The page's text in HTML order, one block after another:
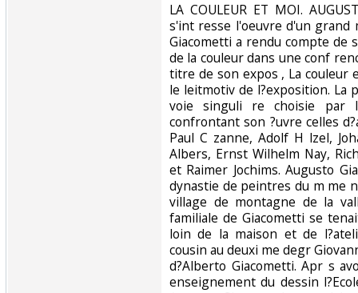
‎LA COULEUR ET MOI.
s'int resse l'oeuvre d'un grand
Giacometti a rendu compte de
de la couleur dans une conf
titre de son expos , La couleur
le leitmotiv de l?exposition. La
voie singuli re choisie par
confrontant son ?uvre celles
Paul C zanne, Adolf H lzel,
Albers, Ernst Wilhelm Nay,
et Raimer Jochims. Augusto
dynastie de peintres du m me
village de montagne de la
familiale de Giacometti se
loin de la maison et de
cousin au deuxi me degr
d?Alberto Giacometti. Apr s
enseignement du dessin